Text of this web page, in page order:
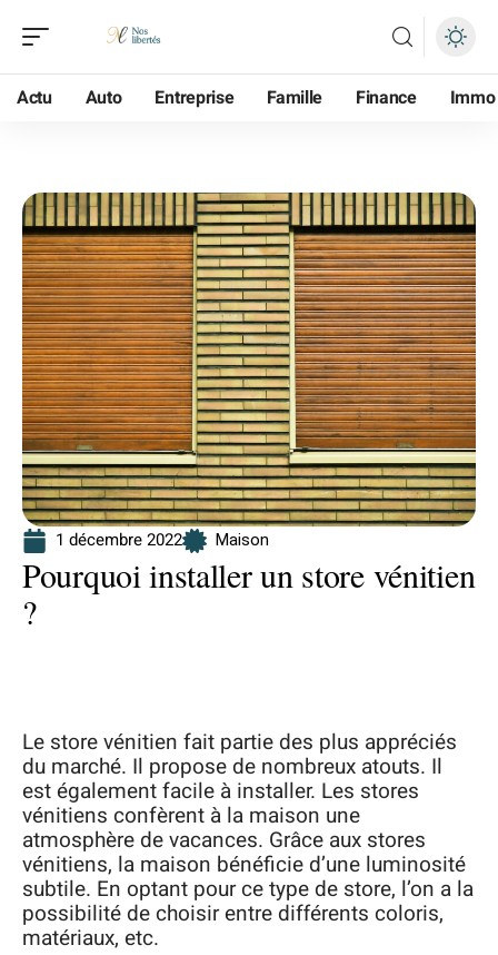
Actu Auto Entreprise Famille Finance Immo
1 décembre 2022 Maison
Pourquoi installer un store vénitien
?
Le store vénitien fait partie des plus appréciés
du marché. Il propose de nombreux atouts. Il
est également facile à installer. Les stores
vénitiens confèrent à la maison une
atmosphère de vacances. Grâce aux stores
vénitiens, la maison bénéficie d’une luminosité
subtile. En optant pour ce type de store, l’on a la
possibilité de choisir entre différents coloris,
matériaux, etc.